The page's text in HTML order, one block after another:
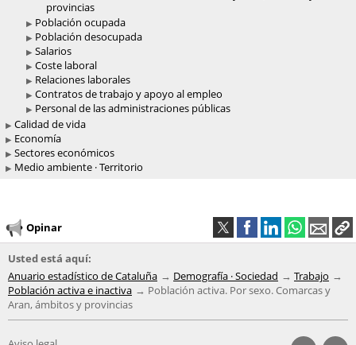
provincias
Población ocupada
Población desocupada
Salarios
Coste laboral
Relaciones laborales
Contratos de trabajo y apoyo al empleo
Personal de las administraciones públicas
Calidad de vida
Economía
Sectores económicos
Medio ambiente · Territorio
Opinar
Usted está aquí:
Anuario estadístico de Cataluña
Demografía · Sociedad
Trabajo
Población activa e inactiva
Población activa. Por sexo. Comarcas y
Aran, ámbitos y provincias